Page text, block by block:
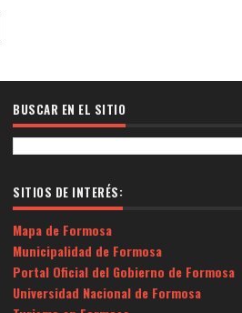
BUSCAR EN EL SITIO
SITIOS DE INTERÉS:
Mapa de Formosa
Municipalidad de Formosa
Portal Oficial del Gobierno de Formosa
Universidad Nacional de Formosa